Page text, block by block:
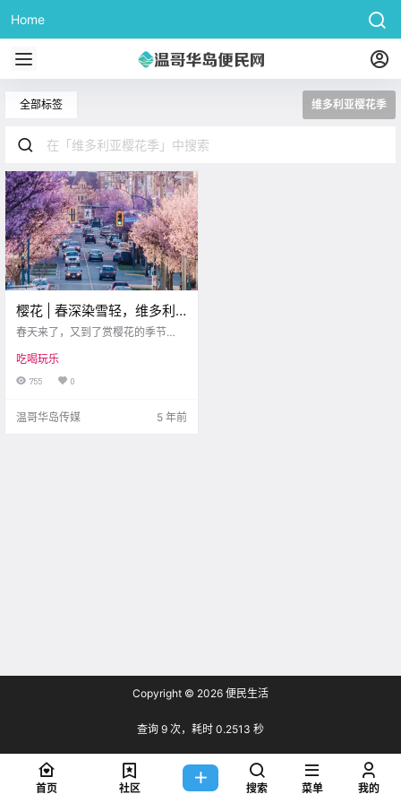
Home
全部标签 维多利亚樱花季
樱花 | 春深染雪轻，维多利
亚迎来赏樱季！一起来看那
春天来了，又到了赏樱花的季节
被粉色的花海包裹着。今天，就让
小编带大家看看，维多利亚都有哪
吃喝玩乐
755 0
温哥华岛传媒 5 年前
Copyright © 2026 便民生活
查询 9 次，耗时 0.2513 秒
首页 社区 搜索 菜单 我的